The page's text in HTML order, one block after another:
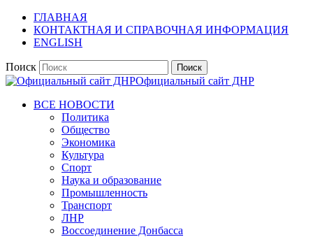
ГЛАВНАЯ
КОНТАКТНАЯ И СПРАВОЧНАЯ ИНФОРМАЦИЯ
ENGLISH
Поиск
Официальный сайт ДНР
ВСЕ НОВОСТИ
Политика
Общество
Экономика
Культура
Спорт
Наука и образование
Промышленность
Транспорт
ЛНР
Воссоединение Донбасса